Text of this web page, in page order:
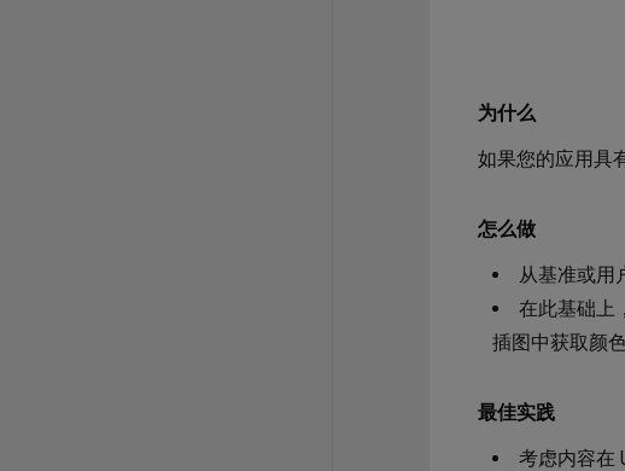
为什么
如果您的应用具
怎么做
从基准或用
在此基础上
插图中获取颜
最佳实践
考虑内容在